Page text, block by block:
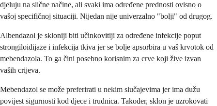
djeluju na slične načine, ali svaki ima određene prednosti ovisno o
vašoj specifičnoj situaciji. Nijedan nije univerzalno "bolji" od drugog.
Albendazol je skloniji biti učinkovitiji za određene infekcije poput
strongiloidijaze i infekcija tkiva jer se bolje apsorbira u vaš krvotok od
mebendazola. To ga čini posebno korisnim za crve koji žive izvan
vaših crijeva.
Mebendazol se može preferirati u nekim slučajevima jer ima dužu
povijest sigurnosti kod djece i trudnica. Također, sklon je uzrokovati